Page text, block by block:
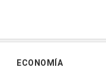
ECONOMÍA